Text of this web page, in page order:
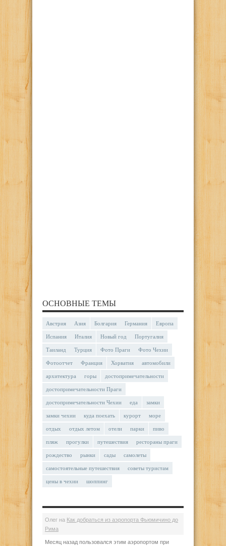
ОСНОВНЫЕ ТЕМЫ
Австрия Азия Болгария Германия Европа
Испания Италия Новый год Португалия
Таиланд Турция Фото Праги Фото Чехии
Фотоотчет Франция Хорватия автомобили
архитектура горы достопримечательности
достопримечательности Праги
достопримечательности Чехии еда замки
замки чехии куда поехать курорт море
отдых отдых летом отели парки пиво
пляж прогулки путешествия рестораны праги
рождество рынки сады самолеты
самостоятельные путешествия советы туристам
цены в чехии шоппинг
Олег на Как добраться из аэропорта Фьюмичино до
Рима
Месяц назад пользовался этим аэропортом при